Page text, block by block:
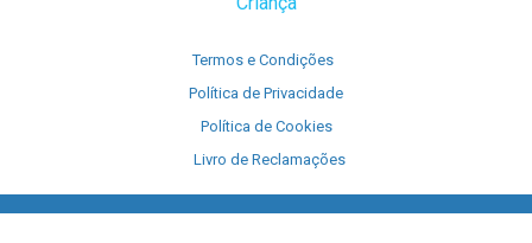
Termos e Condições
Política de Privacidade
Política de Cookies
Livro de Reclamações